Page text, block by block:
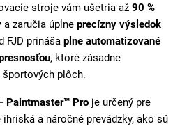
stroje vám ušetria až 90 %
a zaručia úplne precízny výsledok
FJD prináša plne automatizované
, ktoré zásadne
športových plôch.
Paintmaster™ Pro je určený pre
a náročné prevádzky, ako sú